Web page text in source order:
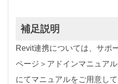
補足説明
Revit連携については、サポ
ページ＞アドインマニュアル
にてマニュアルをご用意して